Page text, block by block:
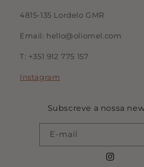
4815-135 Lordelo GMR
Email: hello@oliomel.com
T: +351 912 775 157
Instagram
Subscreve a nossa
E-mail
Instagram